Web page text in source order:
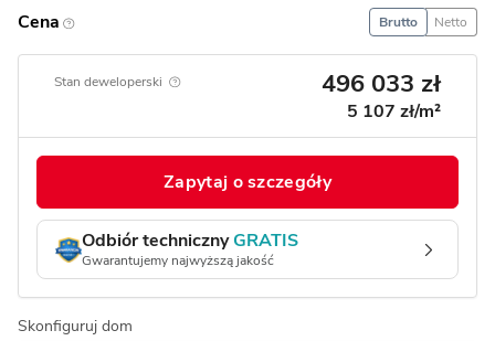
Cena Brutto Netto
Stan deweloperski 496 033 zł
5 107 zł/m²
Zapytaj o szczegóły
Odbiór technicznyGRATIS
Gwarantujemy najwyższą jakość
Skonfiguruj dom